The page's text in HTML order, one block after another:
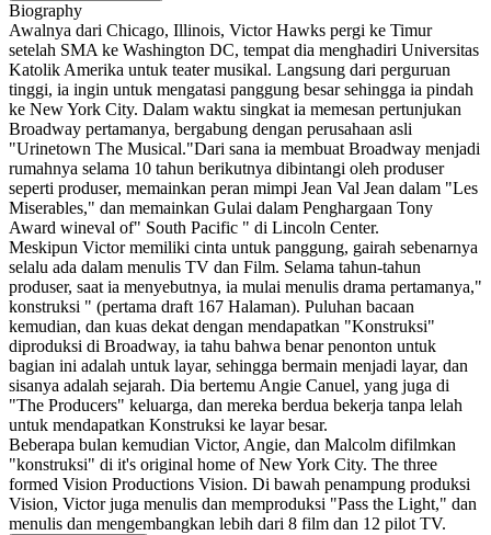
Biography
Awalnya dari Chicago, Illinois, Victor Hawks pergi ke Timur
setelah SMA ke Washington DC, tempat dia menghadiri Universitas
Katolik Amerika untuk teater musikal. Langsung dari perguruan
tinggi, ia ingin untuk mengatasi panggung besar sehingga ia pindah
ke New York City. Dalam waktu singkat ia memesan pertunjukan
Broadway pertamanya, bergabung dengan perusahaan asli
"Urinetown The Musical."Dari sana ia membuat Broadway menjadi
rumahnya selama 10 tahun berikutnya dibintangi oleh produser
seperti produser, memainkan peran mimpi Jean Val Jean dalam "Les
Miserables," dan memainkan Gulai dalam Penghargaan Tony
Award wineval of" South Pacific " di Lincoln Center.
Meskipun Victor memiliki cinta untuk panggung, gairah sebenarnya
selalu ada dalam menulis TV dan Film. Selama tahun-tahun
produser, saat ia menyebutnya, ia mulai menulis drama pertamanya,"
konstruksi " (pertama draft 167 Halaman). Puluhan bacaan
kemudian, dan kuas dekat dengan mendapatkan "Konstruksi"
diproduksi di Broadway, ia tahu bahwa benar penonton untuk
bagian ini adalah untuk layar, sehingga bermain menjadi layar, dan
sisanya adalah sejarah. Dia bertemu Angie Canuel, yang juga di
"The Producers" keluarga, dan mereka berdua bekerja tanpa lelah
untuk mendapatkan Konstruksi ke layar besar.
Beberapa bulan kemudian Victor, Angie, dan Malcolm difilmkan
"konstruksi" di it's original home of New York City. The three
formed Vision Productions Vision. Di bawah penampung produksi
Vision, Victor juga menulis dan memproduksi "Pass the Light," dan
menulis dan mengembangkan lebih dari 8 film dan 12 pilot TV.